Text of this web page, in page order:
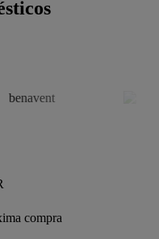
compra